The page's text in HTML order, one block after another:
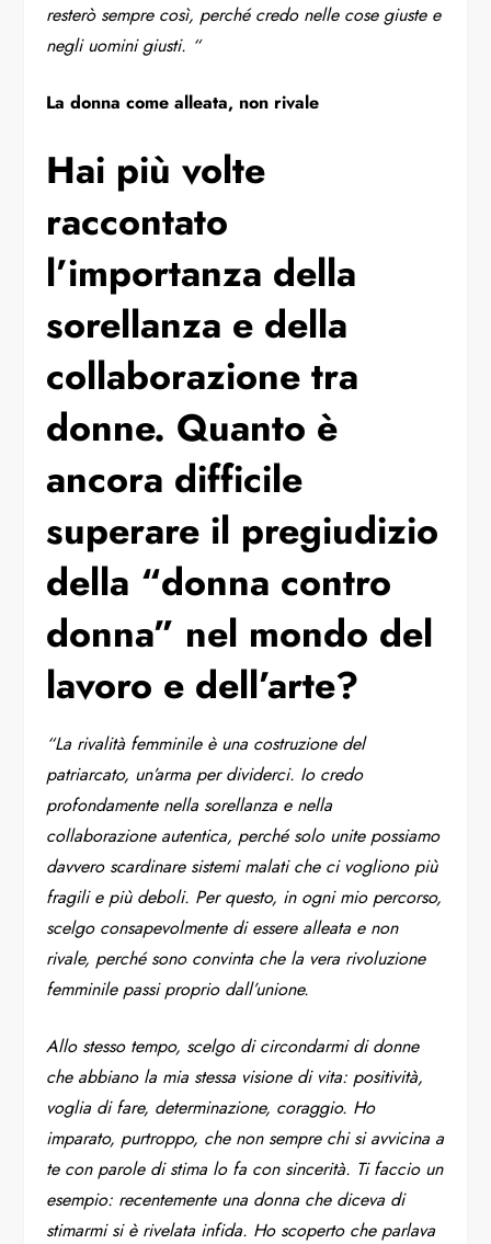
resterò sempre così, perché credo nelle cose giuste e
negli uomini giusti. “
La donna come alleata, non rivale
Hai più volte
raccontato
l’importanza della
sorellanza e della
collaborazione tra
donne. Quanto è
ancora difficile
superare il pregiudizio
della “donna contro
donna” nel mondo del
lavoro e dell’arte?
“La rivalità femminile è una costruzione del
patriarcato, un’arma per dividerci. Io credo
profondamente nella sorellanza e nella
collaborazione autentica, perché solo unite possiamo
davvero scardinare sistemi malati che ci vogliono più
fragili e più deboli. Per questo, in ogni mio percorso,
scelgo consapevolmente di essere alleata e non
rivale, perché sono convinta che la vera rivoluzione
femminile passi proprio dall’unione.
Allo stesso tempo, scelgo di circondarmi di donne
che abbiano la mia stessa visione di vita: positività,
voglia di fare, determinazione, coraggio. Ho
imparato, purtroppo, che non sempre chi si avvicina a
te con parole di stima lo fa con sincerità. Ti faccio un
esempio: recentemente una donna che diceva di
stimarmi si è rivelata infida. Ho scoperto che parlava